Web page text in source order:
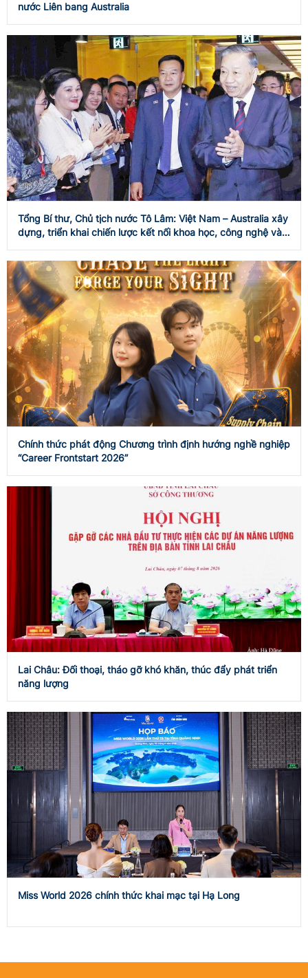
nước Liên bang Australia
Tổng Bí thư, Chủ tịch nước Tô Lâm: Việt Nam – Australia xây
dựng, triển khai chiến lược kết nối khoa học, công nghệ và
Chính thức phát động Chương trình định hướng nghề nghiệp
“Career Frontstart 2026”
Lai Châu: Đối thoại, tháo gỡ khó khăn, thúc đẩy phát triển
năng lượng
Miss World 2026 chính thức khai mạc tại Hạ Long